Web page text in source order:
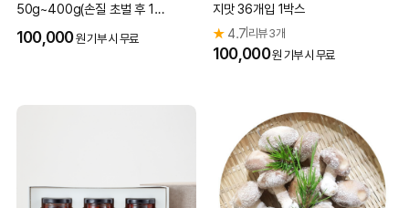
50g~400g(손질 초벌 후 1~2
100,000원 기부 시 무료
지맛 36개입 1박스
★ 4.7 리뷰 3개
100,000원 기부 시 무료